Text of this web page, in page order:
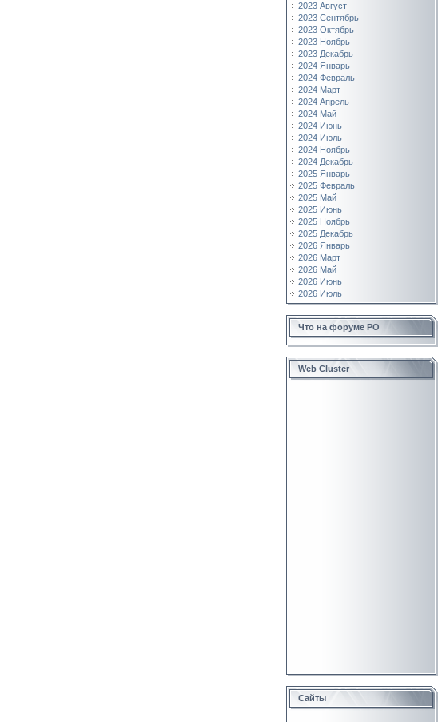
2023 Август
2023 Сентябрь
2023 Октябрь
2023 Ноябрь
2023 Декабрь
2024 Январь
2024 Февраль
2024 Март
2024 Апрель
2024 Май
2024 Июнь
2024 Июль
2024 Ноябрь
2024 Декабрь
2025 Январь
2025 Февраль
2025 Май
2025 Июнь
2025 Ноябрь
2025 Декабрь
2026 Январь
2026 Март
2026 Май
2026 Июнь
2026 Июль
Что на форуме РО
Web Cluster
Сайты